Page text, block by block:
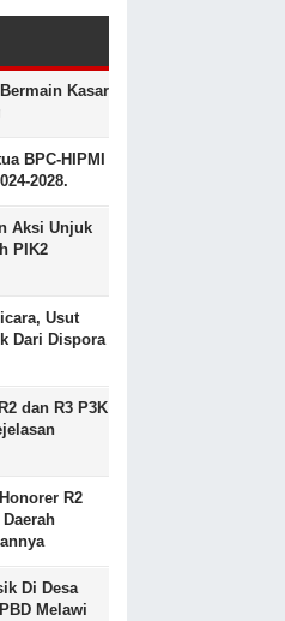
Kasar
BPC-HIPMI
2028.
Aksi Unjuk
PIK2
Usut
Dari Dispora
dan R3 P3K
R2
Di Desa
Melawi